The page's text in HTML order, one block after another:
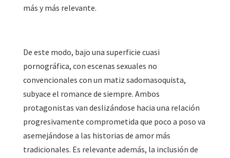
más y más relevante.
De este modo, bajo una superficie cuasi
pornográfica, con escenas sexuales no
convencionales con un matiz sadomasoquista,
subyace el romance de siempre. Ambos
protagonistas van deslizándose hacia una relación
progresivamente comprometida que poco a poso va
asemejándose a las historias de amor más
tradicionales. Es relevante además, la inclusión de